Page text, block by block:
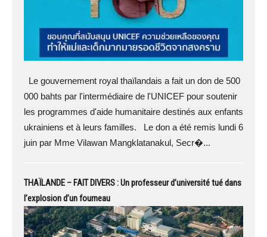
Le gouvernement royal thaïlandais a fait un don de 500
000 bahts par l'intermédiaire de l'UNICEF pour soutenir
les programmes d'aide humanitaire destinés aux enfants
ukrainiens et à leurs familles. Le don a été remis lundi 6
juin par Mme Vilawan Mangklatanakul, Secr�...
THAÏLANDE – FAIT DIVERS : Un professeur d’université tué dans
l’explosion d’un fourneau